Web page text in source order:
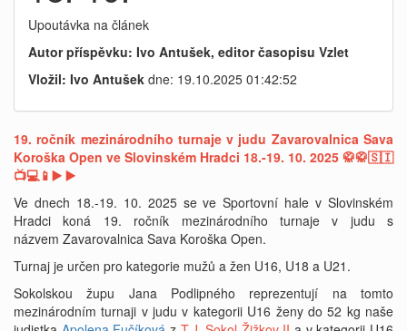
Upoutávka na článek
Autor příspěvku: Ivo Antušek, editor časopisu Vzlet
Vložil: Ivo Antušek dne: 19.10.2025 01:42:52
19. ročník mezinárodního turnaje v judu Zavarovalnica Sava
Koroška Open ve Slovinském Hradci 18.-19. 10. 2025 🥋🥋🇸🇮
📺💻📱 ▶️ ▶️
Ve dnech 18.-19. 10. 2025 se ve Sportovní hale v Slovinském
Hradci koná 19. ročník mezinárodního turnaje v judu s
názvem Zavarovalnica Sava Koroška Open.
Turnaj je určen pro kategorie mužů a žen U16, U18 a U21.
Sokolskou župu Jana Podlipného reprezentují na tomto
mezinárodním turnaji v judu v kategorii U16 ženy do 52 kg naše